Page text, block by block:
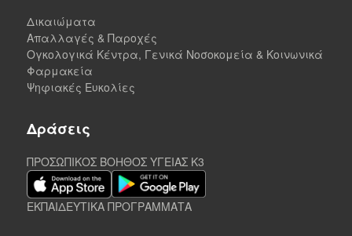
Δικαιώματα
Απαλλαγές & Παροχές
Ογκολογικά Κέντρα, Γενικά Νοσοκομεία & Κοινωνικά
Φαρμακεία
Ψηφιακές Ευκολίες
Δράσεις
ΠΡΟΣΩΠΙΚΟΣ ΒΟΗΘΟΣ ΥΓΕΙΑΣ K3
ΕΚΠΑΙΔΕΥΤΙΚΑ ΠΡΟΓΡΑΜΜΑΤΑ